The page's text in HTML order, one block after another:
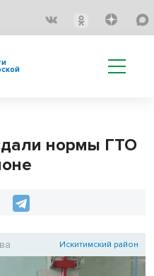
нормы ГТО
Искитимский район